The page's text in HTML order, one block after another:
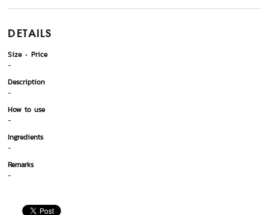
DETAILS
Size
Price
-
Description
-
How to use
-
Ingredients
-
Remarks
-